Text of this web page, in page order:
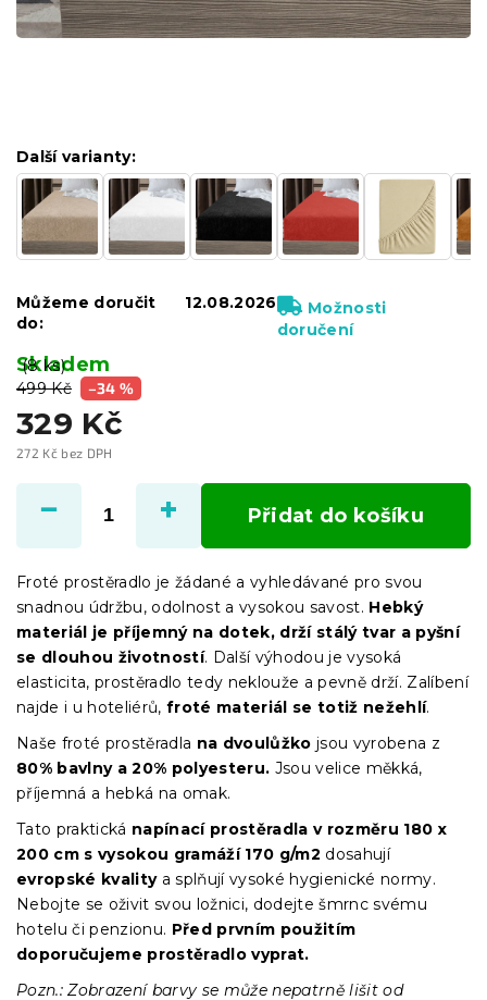
499 Kč –34 %
329 Kč
272 Kč bez DPH
cena:
Skladem
(8 ks)
Další varianty:
Můžeme doručit
do:
12.08.2026
Možnosti
doručení
Přidat do košíku
Froté prostěradlo je žádané a vyhledávané pro svou
snadnou údržbu, odolnost a vysokou savost. Hebký
materiál je příjemný na dotek, drží stálý tvar a pyšní
se dlouhou životností. Další výhodou je vysoká
elasticita, prostěradlo tedy neklouže a pevně drží. Zalíbení
najde i u hoteliérů,froté materiál se totiž nežehlí.
Naše froté prostěradla na dvoulůžko jsou vyrobena z
80% bavlny a 20% polyesteru. Jsou velice měkká,
příjemná a hebká na omak.
Tato praktická napínací prostěradla v rozměru 180 x
200 cm s vysokou gramáží 170 g/m2 dosahují
evropské kvalitya splňují vysoké hygienické normy.
Nebojte se oživit svou ložnici, dodejte šmrnc svému
hotelu či penzionu. Před prvním použitím
doporučujeme prostěradlo vyprat.
Pozn.: Zobrazení barvy se může nepatrně lišit od